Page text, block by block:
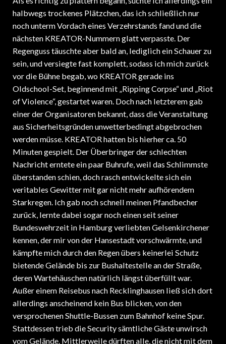
halbwegs trockenes Plätzchen, das ich schließlich nur
noch unterm Vordach eines Verzehrstands fand und die
nächsten KREATOR-Nummern glatt verpasste. Der
Regenguss täuschte aber bald an, lediglich ein Schauer zu
sein, und versiegte fast komplett, sodass ich mich zurück
vor die Bühne begab, wo KREATOR gerade ins
Oldschool-Set, beginnend mit „Ripping Corpse“ und „Riot
of Violence“, gestartet waren. Doch nach letzterem gab
einer der Organisatoren bekannt, dass die Veranstaltung
aus Sicherheitsgründen unwetterbedingt abgebrochen
werden müsse. KREATOR hatten bis hierher ca. 50
Minuten gespielt. Der Überbringer der schlechten
Nachricht erntete ein paar Buhrufe, weil das Schlimmste
überstanden schien, doch rasch entwickelte sich ein
veritables Gewitter mit gar nicht mehr aufhörendem
Starkregen. Ich gab noch schnell meinen Pfandbecher
zurück, lernte dabei sogar noch einen seit seiner
Bundeswehrzeit in Hamburg verliebten Gelsenkirchener
kennen, der mir von der Hansestadt vorschwärmte, und
kämpfte mich durch den Regen übers keinerlei Schutz
bietende Gelände bis zur Bushaltestelle an der Straße,
deren Wartehäuschen natürlich längst überfüllt war.
Außer einem Reisebus nach Recklinghausen ließ sich dort
allerdings anscheinend kein Bus blicken, von den
versprochenen Shuttle-Bussen zum Bahnhof keine Spur.
Stattdessen trieb die Security sämtliche Gäste unwirsch
vom Gelände. Mittlerweile dürften alle, die nicht mit dem